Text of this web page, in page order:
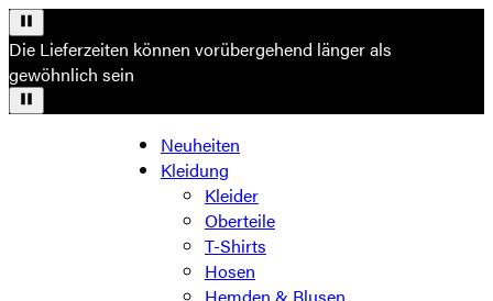
Die Lieferzeiten können vorübergehend länger als
gewöhnlich sein
Neuheiten
Kleidung
Kleider
Oberteile
T-Shirts
Hosen